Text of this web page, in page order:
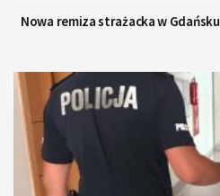
Nowa remiza strażacka w Gdańsku